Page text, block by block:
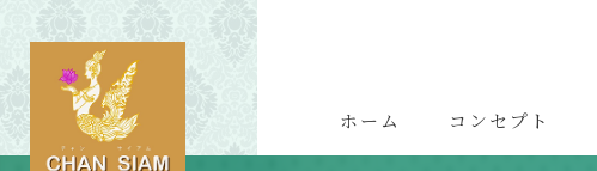
ホーム コンセプト